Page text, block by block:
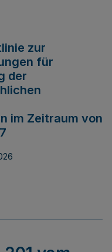
zur
für
der
im Zeitraum von